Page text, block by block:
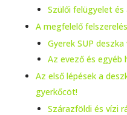
Szülői felügyelet és
A megfelelő
Gyerek SUP
Az evező és egyéb
Az első lépések a
gyerkőcöt!
Szárazföldi és vízi